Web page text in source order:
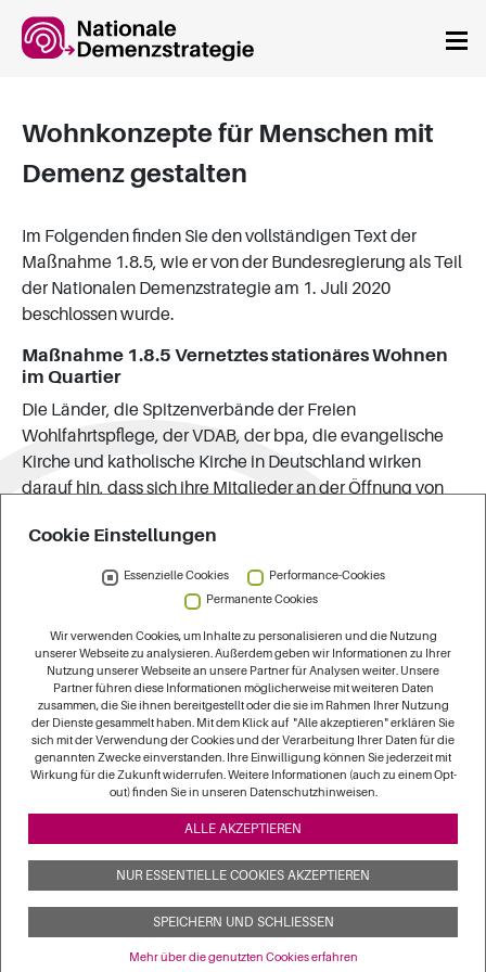
Wohnkonzepte für Menschen mit
Demenz gestalten
Im Folgenden finden Sie den vollständigen Text der
Maßnahme 1.8.5, wie er von der Bundesregierung als Teil
der Nationalen Demenzstrategie am 1. Juli 2020
beschlossen wurde.
Maßnahme 1.8.5 Vernetztes stationäres Wohnen
im Quartier
Die Länder, die Spitzenverbände der Freien
Wohlfahrtspflege, der VDAB, der bpa, die evangelische
Kirche und katholische Kirche in Deutschland wirken
darauf hin, dass sich ihre Mitglieder an der Öffnung von
stationäre Pflegeeinrichtungen verstärkt als
Netzwerkpartner in die Lokalen Allianzen oder in andere
lokale Hilfenetzwerke eingebunden. Die BAGSO bezieht
Aufbau und zur Weiterentwicklung von Netzwerken ein
und fördert durch gute Praxisbeispiele auf ihrer Website
den Wissenstransfer, wie eine Öffnung von Pflegeheimen
ins Quartier konkret gestaltet werden kann. Das KDA
begleitet dabei Einrichtungsträger und wertet deren
Erfahrungen aus.
Bis Ende 2024 werden Pflegeheime stärker ins Leben im
Quartier einbezogen und vermehrt als Partner für lokale
Demenznetzwerke gewonnen.
Cookie Einstellungen
Essenzielle Cookies
Performance-Cookies
Permanente Cookies
Wir verwenden Cookies, um Inhalte zu personalisieren und die Nutzung
unserer Webseite zu analysieren. Außerdem geben wir Informationen zu Ihrer
Nutzung unserer Webseite an unsere Partner für Analysen weiter. Unsere
Partner führen diese Informationen möglicherweise mit weiteren Daten
zusammen, die Sie ihnen bereitgestellt oder die sie im Rahmen Ihrer Nutzung
der Dienste gesammelt haben. Mit dem Klick auf "Alle akzeptieren" erklären Sie
sich mit der Verwendung der Cookies und der Verarbeitung Ihrer Daten für die
genannten Zwecke einverstanden. Ihre Einwilligung können Sie jederzeit mit
Wirkung für die Zukunft widerrufen. Weitere Informationen (auch zu einem Opt-
out) finden Sie in unseren Datenschutzhinweisen.
ALLE AKZEPTIEREN
NUR ESSENTIELLE COOKIES AKZEPTIEREN
SPEICHERN UND SCHLIESSEN
Mehr über die genutzten Cookies erfahren